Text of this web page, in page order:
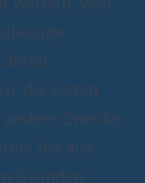
die Daten
Zwecke
die aus
Gründen